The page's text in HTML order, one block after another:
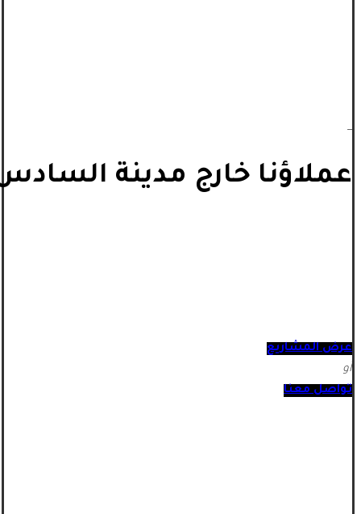
_
عملاؤنا خارج مدينة
عرض المشاريع
أو
تواصل معنا